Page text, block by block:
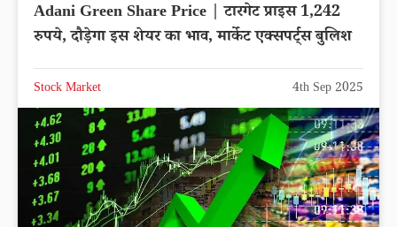
Adani Green Share Price | टारगेट प्राइस 1,242
रुपये, दौड़ेगा इस शेयर का भाव, मार्केट एक्सपर्ट्स बुलिश
Stock Market 4th Sep 2025